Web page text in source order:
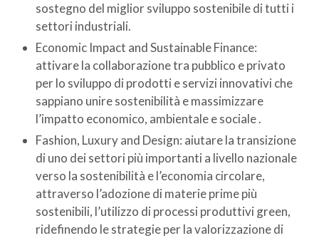
sostegno del miglior sviluppo sostenibile di tutti i
settori industriali.
Economic Impact and Sustainable Finance:
attivare la collaborazione tra pubblico e privato
per lo sviluppo di prodotti e servizi innovativi che
sappiano unire sostenibilità e massimizzare
l’impatto economico, ambientale e sociale .
Fashion, Luxury and Design: aiutare la transizione
di uno dei settori più importanti a livello nazionale
verso la sostenibilità e l’economia circolare,
attraverso l’adozione di materie prime più
sostenibili, l’utilizzo di processi produttivi green,
ridefinendo le strategie per la valorizzazione di